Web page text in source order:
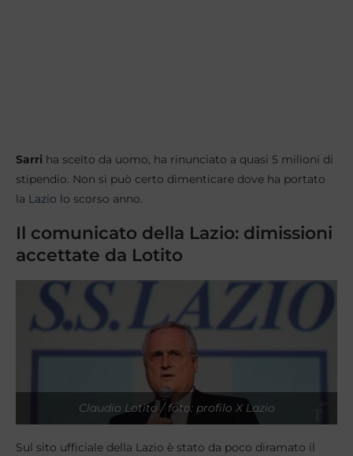
Sarri ha scelto da uomo, ha rinunciato a quasi 5 milioni di
stipendio. Non si può certo dimenticare dove ha portato
la Lazio lo scorso anno.
Il comunicato della Lazio: dimissioni
accettate da Lotito
Claudio Lotito / foto: profilo X Lazio
Sul sito ufficiale della Lazio è stato da poco diramato il